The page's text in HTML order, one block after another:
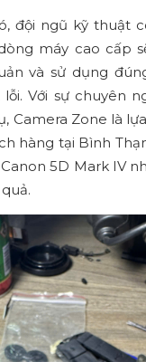
đội ngũ kỹ thuật
máy cao cấp
và sử dụng
Với sự chuyên
Camera Zone là
hàng tại Bình
5D Mark IV